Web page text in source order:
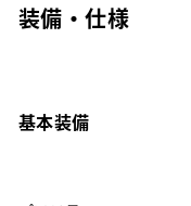
装備・仕様
基本装備